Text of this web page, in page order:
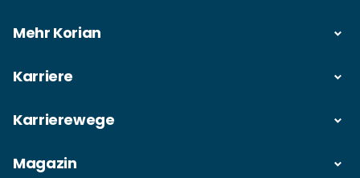
Mehr Korian
Karriere
Karrierewege
Magazin